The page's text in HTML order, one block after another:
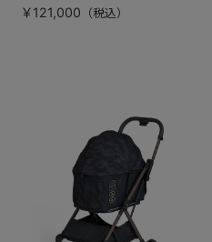
￥121,000